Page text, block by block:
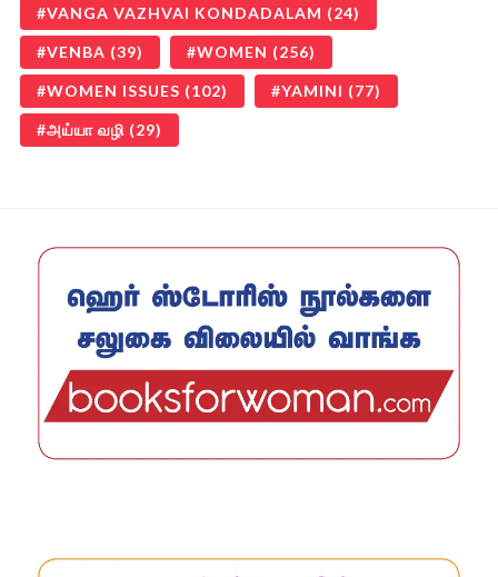
VANGA VAZHVAI KONDADALAM (24)
VENBA (39) WOMEN (256)
WOMEN ISSUES (102) YAMINI (77)
அய்யா வழி (29)